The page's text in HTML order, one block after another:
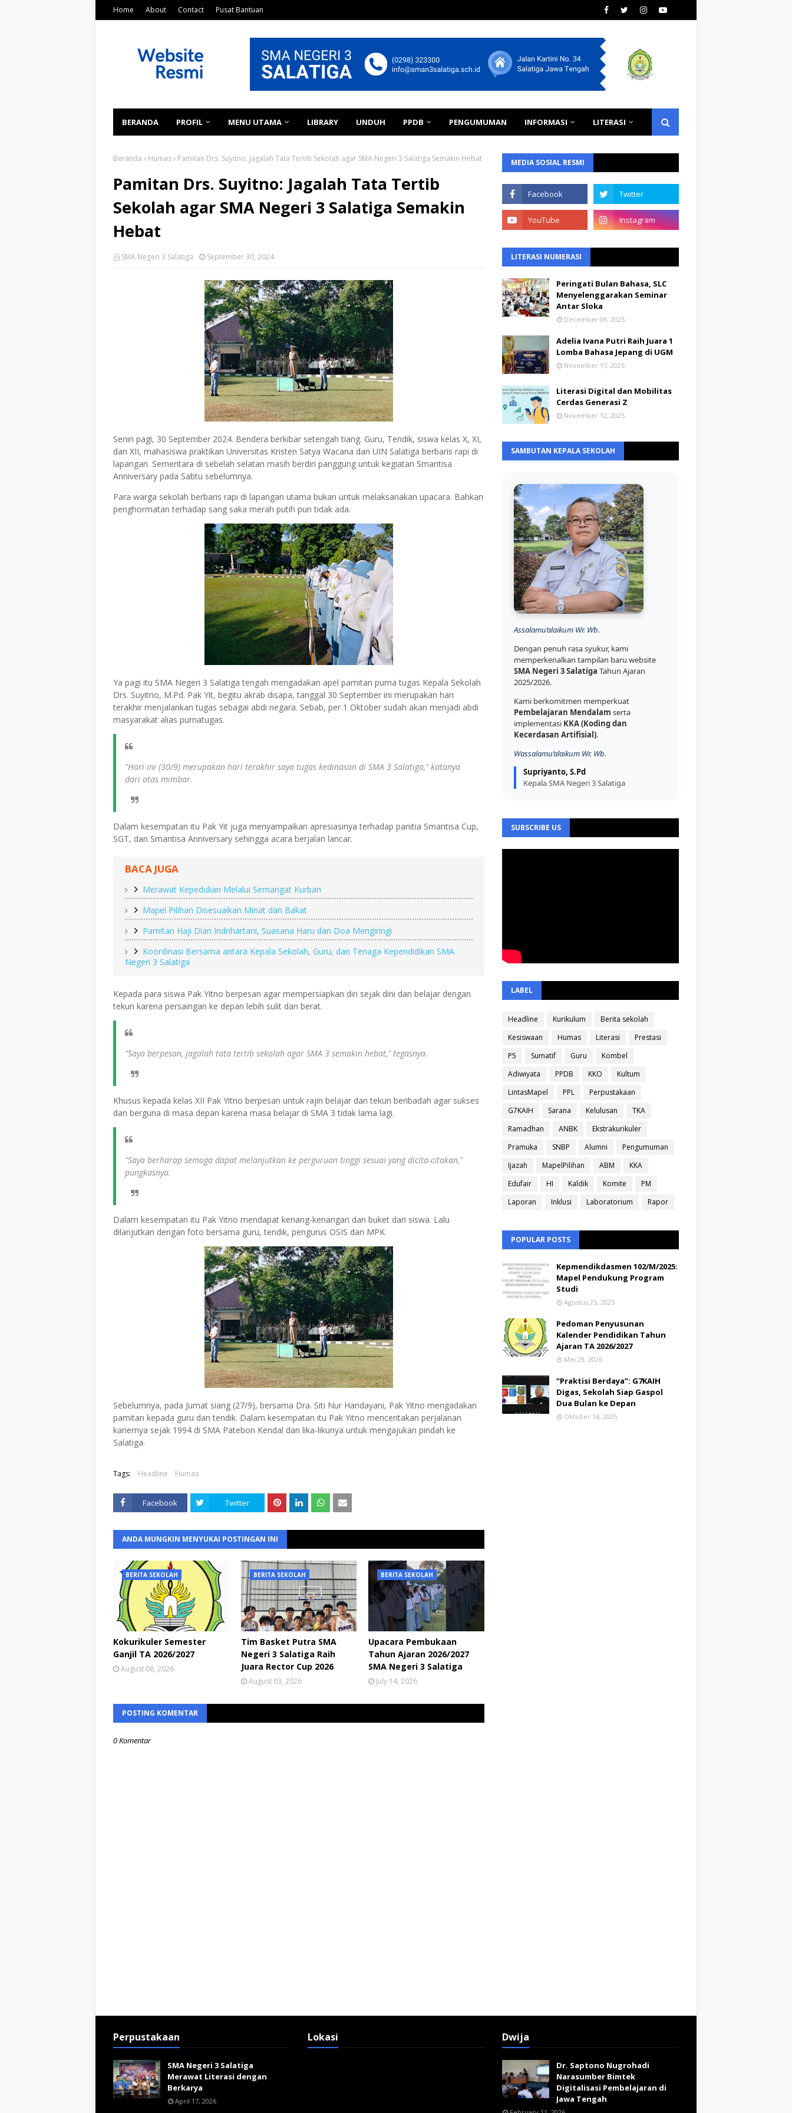
Home About Contact Pusat Bantuan
BERANDA PROFIL MENU UTAMA LIBRARY UNDUH PPDB PENGUMUMAN INFORMASI LITERASI
Beranda Humas Pamitan Drs. Suyitno: Jagalah Tata Tertib Sekolah agar SMA Negeri 3 Salatiga Semakin Hebat
Pamitan Drs. Suyitno: Jagalah Tata Tertib
Sekolah agar SMA Negeri 3 Salatiga Semakin
Hebat
SMA Negeri 3 Salatiga September 30, 2024
Senin pagi, 30 September 2024. Bendera berkibar setengah tiang. Guru, Tendik, siswa kelas X, XI,
dan XII, mahasiswa praktikan Universitas Kristen Satya Wacana dan UIN Salatiga berbaris rapi di
lapangan. Sementara di sebelah selatan masih berdiri panggung untuk kegiatan Smantisa
Anniversary pada Sabtu sebelumnya.
Para warga sekolah berbaris rapi di lapangan utama bukan untuk melaksanakan upacara. Bahkan
penghormatan terhadap sang saka merah putih pun tidak ada.
Ya pagi itu SMA Negeri 3 Salatiga tengah mengadakan apel pamitan purna tugas Kepala Sekolah
Drs. Suyitno, M.Pd. Pak Yit, begitu akrab disapa, tanggal 30 September ini merupakan hari
terakhir menjalankan tugas sebagai abdi negara. Sebab, per 1 Oktober sudah akan menjadi abdi
masyarakat alias purnatugas.
"Hari ini (30/9) merupakan hari terakhir saya tugas kedinasan di SMA 3 Salatiga," katanya
dari atas mimbar.
Dalam kesempatan itu Pak Yit juga menyampaikan apresiasinya terhadap panitia Smantisa Cup,
SGT, dan Smantisa Anniversary sehingga acara berjalan lancar.
BACA JUGA
Merawat Kepedulian Melalui Semangat Kurban
Mapel Pilihan Disesuaikan Minat dan Bakat
Pamitan Haji Dian Indrihartani, Suasana Haru dan Doa Mengiringi
Koordinasi Bersama antara Kepala Sekolah, Guru, dan Tenaga Kependidikan SMA
Negeri 3 Salatiga
Kepada para siswa Pak Yitno berpesan agar mempersiapkan diri sejak dini dan belajar dengan
tekun karena persaingan ke depan lebih sulit dan berat.
"Saya berpesan, jagalah tata tertib sekolah agar SMA 3 semakin hebat," tegasnya.
Khusus kepada kelas XII Pak Yitno berpesan untuk rajin belajar dan tekun beribadah agar sukses
dan berguna di masa depan karena masa belajar di SMA 3 tidak lama lagi.
"Saya berharap semoga dapat melanjutkan ke perguruan tinggi sesuai yang dicita-citakan,"
pungkasnya.
Dalam kesempatan itu Pak Yitno mendapat kenang-kenangan dan buket dari siswa. Lalu
dilanjutkan dengan foto bersama guru, tendik, pengurus OSIS dan MPK.
Sebelumnya, pada Jumat siang (27/9), bersama Dra. Siti Nur Handayani, Pak Yitno mengadakan
pamitan kepada guru dan tendik. Dalam kesempatan itu Pak Yitno menceritakan perjalanan
kariernya sejak 1994 di SMA Patebon Kendal dan lika-likunya untuk mengajukan pindah ke
Salatiga.
Tags: Headline Humas
Facebook Twitter
ANDA MUNGKIN MENYUKAI POSTINGAN INI
BERITA SEKOLAH
Kokurikuler Semester
Ganjil TA 2026/2027
August 08, 2026
BERITA SEKOLAH
Tim Basket Putra SMA
Negeri 3 Salatiga Raih
Juara Rector Cup 2026
August 03, 2026
BERITA SEKOLAH
Upacara Pembukaan
Tahun Ajaran 2026/2027
SMA Negeri 3 Salatiga
July 14, 2026
POSTING KOMENTAR
0 Komentar
MEDIA SOSIAL RESMI
LITERASI NUMERASI
Peringati Bulan Bahasa, SLC
Menyelenggarakan Seminar
Antar Sloka
December 09, 2025
Adelia Ivana Putri Raih Juara 1
Lomba Bahasa Jepang di UGM
November 17, 2025
Literasi Digital dan Mobilitas
Cerdas Generasi Z
November 12, 2025
SAMBUTAN KEPALA SEKOLAH
Assalamu’alaikum Wr. Wb.
Dengan penuh rasa syukur, kami
memperkenalkan tampilan baru website
SMA Negeri 3 Salatiga Tahun Ajaran
2025/2026.
Kami berkomitmen memperkuat
Pembelajaran Mendalam serta
implementasi KKA (Koding dan
Kecerdasan Artifisial).
Wassalamu’alaikum Wr. Wb.
Supriyanto, S.Pd
Kepala SMA Negeri 3 Salatiga
SUBSCRIBE US
LABEL
Headline Kurikulum
Berita sekolah
Kesiswaan
Humas Literasi
Prestasi
P5
Sumatif Guru
Kombel
Adiwiyata
PPDB KKO
Kultum
LintasMapel
PPL
Perpustakaan
G7KAIH
Sarana Kelulusan
TKA
Ramadhan
ANBK
Ekstrakurikuler
Pramuka
SNBP Alumni
Pengumuman
Ijazah
MapelPilihan ABM
KKA
Edufair
HI Kaldik Komite
PM
Laporan
Inklusi Laboratorium Rapor
POPULAR POSTS
Kepmendikdasmen 102/M/2025:
Mapel Pendukung Program
Studi
Agustus 25, 2025
Pedoman Penyusunan
Kalender Pendidikan Tahun
Ajaran TA 2026/2027
Mei 29, 2026
“Praktisi Berdaya”: G7KAIH
Digas, Sekolah Siap Gaspol
Dua Bulan ke Depan
Oktober 16, 2025
Perpustakaan
SMA Negeri 3 Salatiga
Merawat Literasi dengan
Berkarya
April 17, 2026
Lokasi Dwija
Dr. Saptono Nugrohadi
Narasumber Bimtek
Digitalisasi Pembelajaran di
Jawa Tengah